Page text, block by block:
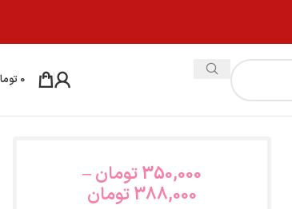
0
350,000تومان–
388,000تومان